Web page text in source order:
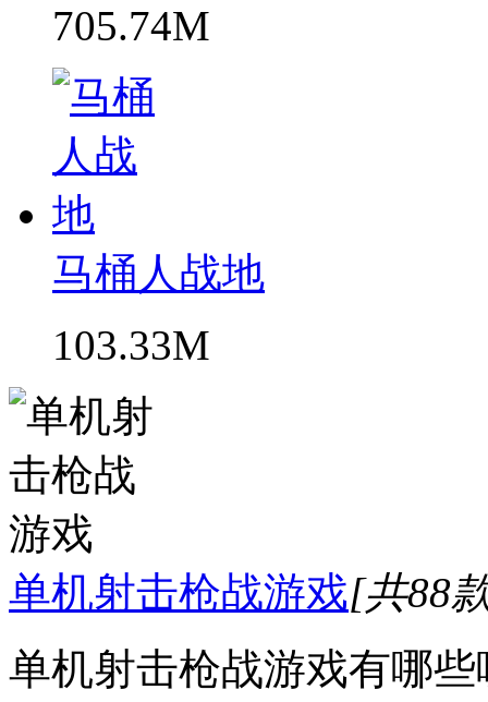
705.74M
马桶人战地
103.33M
单机射击枪战游戏[共88
单机射击枪战游戏有哪